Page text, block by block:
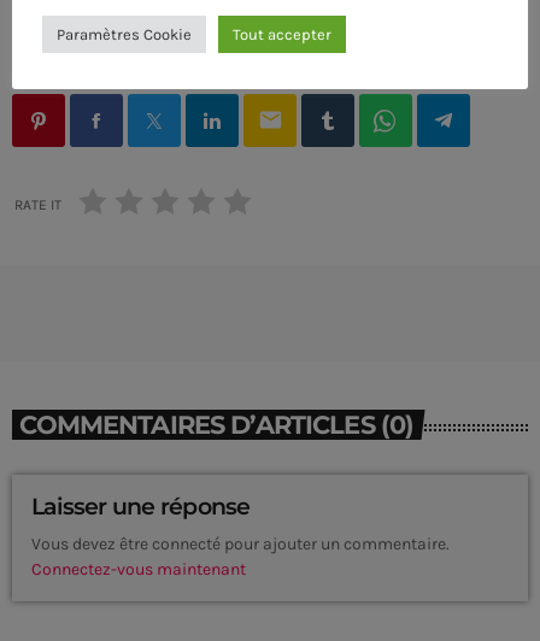
CURRENT SHOW
ÉCRIT PAR:ADMIN
email
RATE IT
COMMENTAIRES D’ARTICLES (0)
Laisser une réponse
Vous devez être connecté pour ajouter un commentaire.
Connectez-vous maintenant
Paramètres Cookie Tout accepter